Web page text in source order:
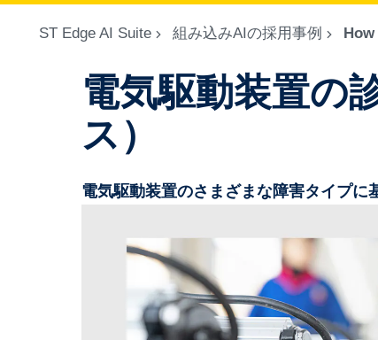
ST Edge AI Suite 組み込みAIの採用事例
電気駆動装置の
ス）
電気駆動装置のさまざまな障害タイプに